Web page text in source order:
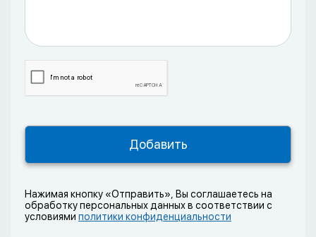
Нажимая кнопку «Отправить», Вы соглашаетесь на
обработку персональных данных в соответствии с
условиями политики конфиденциальности